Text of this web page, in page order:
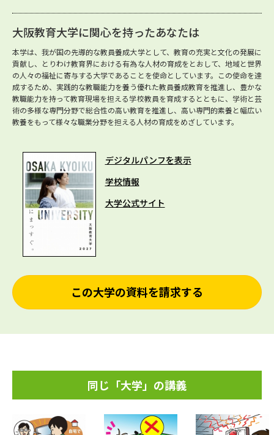
大阪教育大学に関心を持ったあなたは
本学は、我が国の先導的な教員養成大学として、教育の充実と文化の発展に
貢献し、とりわけ教育界における有為な人材の育成をとおして、地域と世界
の人々の福祉に寄与する大学であることを使命としています。この使命を達
成するため、実践的な教職能力を養う優れた教員養成教育を推進し、豊かな
教職能力を持って教育現場を担える学校教員を育成するとともに、学術と芸
術の多様な専門分野で総合性の高い教育を推進し、高い専門的素養と幅広い
教養をもって様々な職業分野を担える人材の育成をめざしています。
デジタルパンフを表示
学校情報
大学公式サイト
この大学の資料を請求する
同じ「大学」の講義